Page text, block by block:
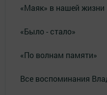
«Маяк» в нашей жизни
«Было - стало»
«По волнам памяти»
Все воспоминания